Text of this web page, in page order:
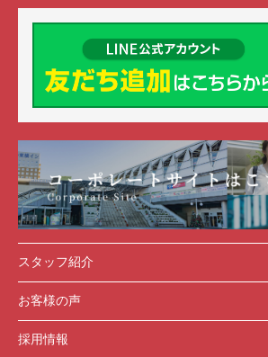
スタッフ紹介
お客様の声
採用情報